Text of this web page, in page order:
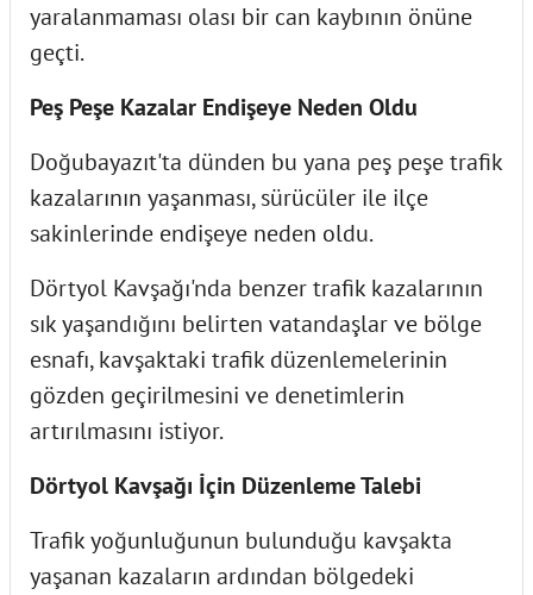
yaralanmaması olası bir can kaybının önüne
geçti.
Peş Peşe Kazalar Endişeye Neden Oldu
Doğubayazıt'ta dünden bu yana peş peşe trafik
kazalarının yaşanması, sürücüler ile ilçe
sakinlerinde endişeye neden oldu.
Dörtyol Kavşağı'nda benzer trafik kazalarının
sık yaşandığını belirten vatandaşlar ve bölge
esnafı, kavşaktaki trafik düzenlemelerinin
gözden geçirilmesini ve denetimlerin
artırılmasını istiyor.
Dörtyol Kavşağı İçin Düzenleme Talebi
Trafik yoğunluğunun bulunduğu kavşakta
yaşanan kazaların ardından bölgedeki